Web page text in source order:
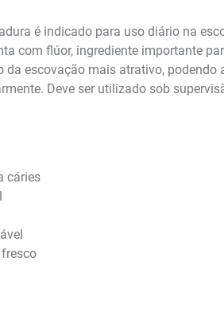
é indicado para uso diário na
com flúor, ingrediente importante
escovação mais atrativo,
Deve ser utilizado sob
cáries